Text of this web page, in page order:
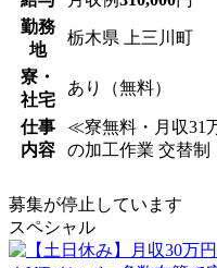
勤務
地
栃木県 上三川町
寮・
社宅
あり（無料）
仕事
内容
≪寮無料・月収31
の加工作業 交替制
募集が停止しています
スペシャル